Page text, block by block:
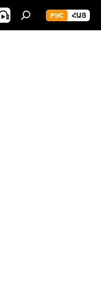
РУС ՀԱՅ